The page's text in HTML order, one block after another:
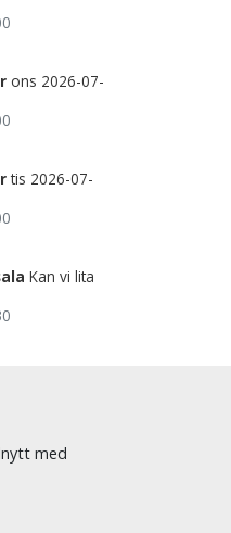
ons 2026-07-
tis 2026-07-
Kan vi lita
med